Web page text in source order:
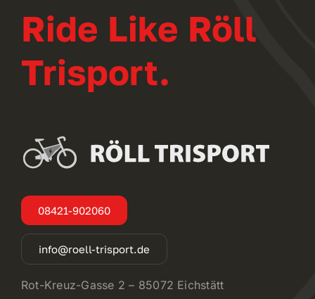
Ride Like Röll
Trisport.
08421-902060
info@roell-trisport.de
Rot-Kreuz-Gasse 2 – 85072 Eichstätt